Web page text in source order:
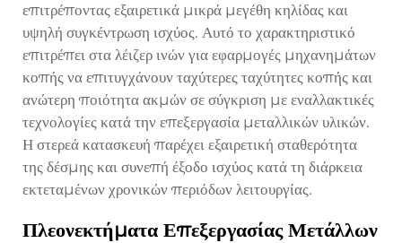
επιτρέποντας εξαιρετικά μικρά μεγέθη κηλίδας και
υψηλή συγκέντρωση ισχύος. Αυτό το χαρακτηριστικό
επιτρέπει στα λέιζερ ινών για εφαρμογές μηχανημάτων
κοπής να επιτυγχάνουν ταχύτερες ταχύτητες κοπής και
ανώτερη ποιότητα ακμών σε σύγκριση με εναλλακτικές
τεχνολογίες κατά την επεξεργασία μεταλλικών υλικών.
Η στερεά κατασκευή παρέχει εξαιρετική σταθερότητα
της δέσμης και συνεπή έξοδο ισχύος κατά τη διάρκεια
εκτεταμένων χρονικών περιόδων λειτουργίας.
Πλεονεκτήματα Επεξεργασίας Μετάλλων